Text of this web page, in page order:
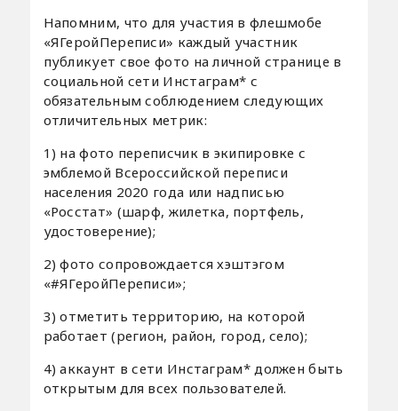
Напомним, что для участия в флешмобе
«ЯГеройПереписи» каждый участник
публикует свое фото на личной странице в
социальной сети Инстаграм* с
обязательным соблюдением следующих
отличительных метрик:
1) на фото переписчик в экипировке с
эмблемой Всероссийской переписи
населения 2020 года или надписью
«Росстат» (шарф, жилетка, портфель,
удостоверение);
2) фото сопровождается хэштэгом
«#ЯГеройПереписи»;
3) отметить территорию, на которой
работает (регион, район, город, село);
4) аккаунт в сети Инстаграм* должен быть
открытым для всех пользователей.